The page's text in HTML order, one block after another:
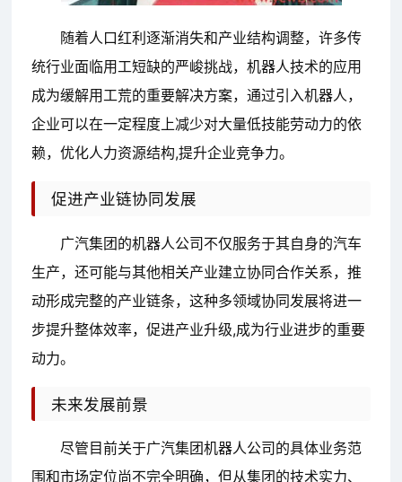
随着人口红利逐渐消失和产业结构调整，许多传
统行业面临用工短缺的严峻挑战，机器人技术的应用
成为缓解用工荒的重要解决方案，通过引入机器人，
企业可以在一定程度上减少对大量低技能劳动力的依
赖，优化人力资源结构,提升企业竞争力。
促进产业链协同发展
广汽集团的机器人公司不仅服务于其自身的汽车
生产，还可能与其他相关产业建立协同合作关系，推
动形成完整的产业链条，这种多领域协同发展将进一
步提升整体效率，促进产业升级,成为行业进步的重要
动力。
未来发展前景
尽管目前关于广汽集团机器人公司的具体业务范
围和市场定位尚不完全明确，但从集团的技术实力、